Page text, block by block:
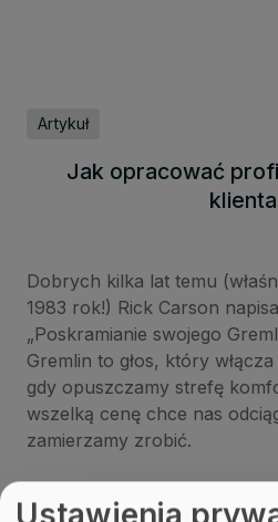
Artykuł
Jak opracować
Dobrych kilka lat temu
1983 rok!) Rick Carson
„Poskramianie swojego
Gremlin to głos, który
gdy opuszczamy strefę
wszelką cenę chce nas
zamierzamy zrobić.
Ustawienia